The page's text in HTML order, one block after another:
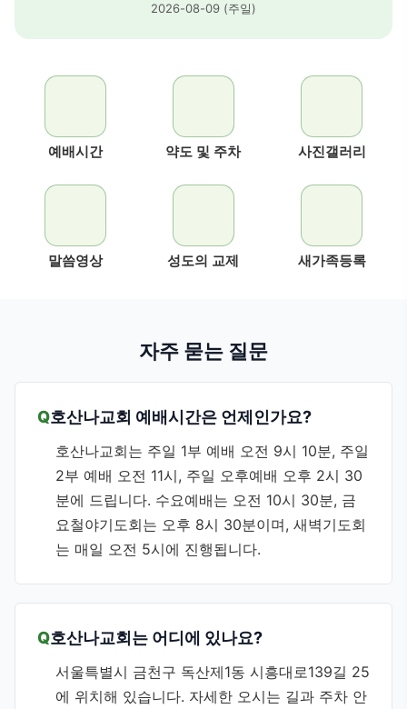
2026-08-09 (주일)
예배시간 약도 및 주차 사진갤러리
말씀영상 성도의 교제 새가족등록
자주 묻는 질문
호산나교회 예배시간은 언제인가요?
호산나교회는 주일 1부 예배 오전 9시 10분, 주일
2부 예배 오전 11시, 주일 오후예배 오후 2시 30
분에 드립니다. 수요예배는 오전 10시 30분, 금
요철야기도회는 오후 8시 30분이며, 새벽기도회
는 매일 오전 5시에 진행됩니다.
호산나교회는 어디에 있나요?
서울특별시 금천구 독산제1동 시흥대로139길 25
에 위치해 있습니다. 자세한 오시는 길과 주차 안